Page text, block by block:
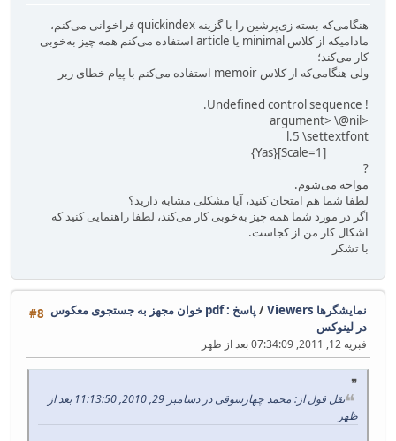
هنگامی‌که بسته زی‌پرشین را با گزینه‌ quickindex فراخوانی می‌کنم،
مادامیکه از کلاس minimal یا article استفاده می‌کنم همه چیز به‌خوبی
کار می‌کند؛
ولی هنگامی‌که از کلاس memoir استفاده می‌کنم با پیام خطای زیر
! Undefined control sequence.
<argument> \@nil
l.5 \settextfont
[Scale=1]{Yas}
?
مواجه می‌شوم.
لطفا شما هم امتحان کنید، آیا مشکلی مشابه دارید؟
اگر در مورد شما همه چیز به‌خوبی کار می‌کند، لطفا راهنمایی کنید که
اشکال کار من از کجاست.
با تشکر
#8 نمایشگرها Viewers /
پاسخ : pdf خوان مجهز به جستجوی معکوس
در لینوکس
فبریه 12, 2011, 07:34:09 بعد از ظهر
نقل قول از: محمد چهارسوقی در دسامبر 29, 2010, 11:13:50 بعد از
ظهر